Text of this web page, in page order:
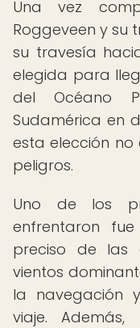
Una vez
Roggeveen y su
su travesía
elegida para
del Océano
Sudamérica en
esta elección
peligros.
Uno de los
enfrentaron
preciso de las
vientos
la navegación
viaje. Además,